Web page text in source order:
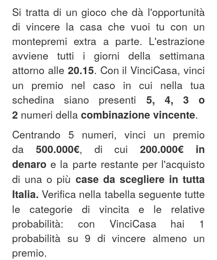
Si tratta di un gioco che dà l'opportunità
di vincere la casa che vuoi tu con un
montepremi extra a parte. L'estrazione
avviene tutti i giorni della settimana
attorno alle 20.15. Con il VinciCasa, vinci
un premio nel caso in cui nella tua
schedina siano presenti 5, 4, 3 o
2 numeri della combinazionevincente.
Centrando 5 numeri, vinci un premio
da 500.000€, di cui200.000€
in
denaroe la parte restante per l'acquisto
di una o più case da scegliere in tutta
Italia.Verifica nella tabella seguente tutte
le categorie di vincita e le relative
probabilità: con VinciCasa hai 1
probabilità su 9 di vincere almeno un
premio.